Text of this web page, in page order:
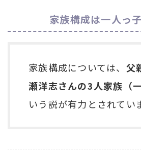
家族構成は一人っ
家族構成については、 父
瀬洋志さんの3人家族（一
いう説が有力とされてい